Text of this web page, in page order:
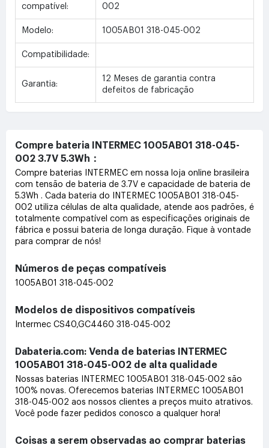
compatível:
002
Modelo: 1005AB01 318-045-002
Compatibilidade:
Garantia:
12 Meses de garantia contra
defeitos de fabricação
Compre bateria INTERMEC 1005AB01 318-045-
002 3.7V 5.3Wh：
Compre baterias INTERMEC em nossa loja online brasileira
com tensão de bateria de 3.7V e capacidade de bateria de
5.3Wh . Cada bateria do INTERMEC 1005AB01 318-045-
002 utiliza células de alta qualidade, atende aos padrões, é
totalmente compatível com as especificações originais de
fábrica e possui bateria de longa duração. Fique à vontade
para comprar de nós!
Números de peças compatíveis
1005AB01 318-045-002
Modelos de dispositivos compatíveis
Intermec CS40,GC4460 318-045-002
Dabateria.com: Venda de baterias INTERMEC
1005AB01 318-045-002 de alta qualidade
Nossas baterias INTERMEC 1005AB01 318-045-002 são
100% novas. Oferecemos baterias INTERMEC 1005AB01
318-045-002 aos nossos clientes a preços muito atrativos.
Você pode fazer pedidos conosco a qualquer hora!
Coisas a serem observadas ao comprar baterias